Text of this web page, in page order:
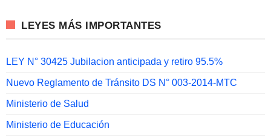
LEYES MÁS IMPORTANTES
LEY N° 30425 Jubilacion anticipada y retiro 95.5%
Nuevo Reglamento de Tránsito DS N° 003-2014-MTC
Ministerio de Salud
Ministerio de Educación